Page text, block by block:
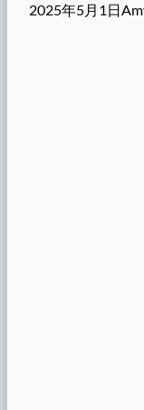
2025年5月1日